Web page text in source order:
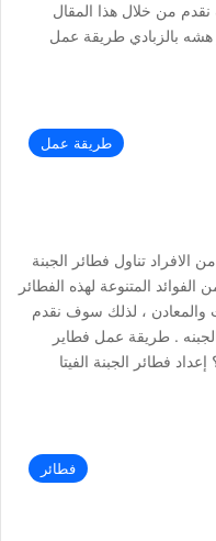
من خلال هذا المقال
هشه بالزبادي طريقة عمل
طريقة عمل
الافراد تناول فطائر الجبنة
الفوائد المتنوعة لهذه الفطائر
والمعادن ، لذلك سوف نقدم
. طريقة عمل فطاير
فطائر الجبنة الفيتا
فطائر